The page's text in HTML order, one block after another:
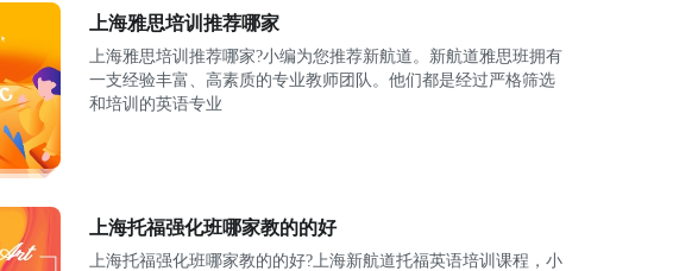
上海雅思培训推荐哪家
上海雅思培训推荐哪家?小编为您推荐新航道。新航道雅思班拥有
一支经验丰富、高素质的专业教师团队。他们都是经过严格筛选
和培训的英语专业
上海托福强化班哪家教的的好
上海托福强化班哪家教的的好?上海新航道托福英语培训课程，小